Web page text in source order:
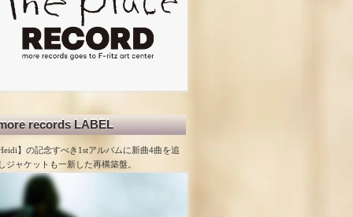
records LABEL
】の記念すべき1stアルバムに新曲4曲を追
ジャケットも一新した再構築盤。